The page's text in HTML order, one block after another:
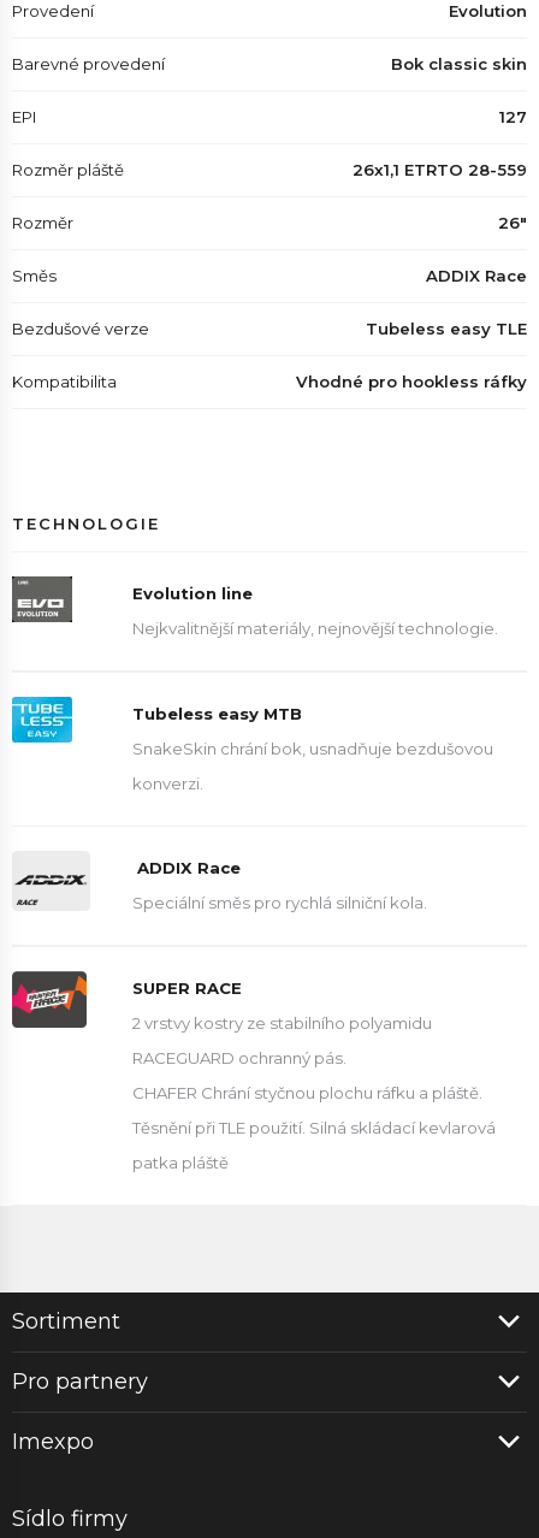
Provedení Evolution
Barevné provedení Bok classic skin
EPI 127
Rozměr pláště 26x1,1 ETRTO 28-559
Rozměr 26"
Směs ADDIX Race
Bezdušové verze Tubeless easy TLE
Kompatibilita Vhodné pro hookless ráfky
TECHNOLOGIE
Evolution line
Nejkvalitnější materiály, nejnovější technologie.
Tubeless easy MTB
SnakeSkin chrání bok, usnadňuje bezdušovou
konverzi.
ADDIX Race
Speciální směs pro rychlá silniční kola.
SUPER RACE
2 vrstvy kostry ze stabilního polyamidu
RACEGUARD ochranný pás.
CHAFER Chrání styčnou plochu ráfku a pláště.
Těsnění při TLE použití. Silná skládací kevlarová
patka pláště
Sortiment
Pro partnery
Imexpo
Sídlo firmy